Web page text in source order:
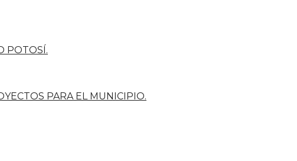
POTOSÍ.
PARA EL MUNICIPIO.